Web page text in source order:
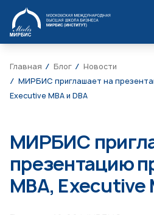
МИРБИС
Главная Блог
Новости
МИРБИС приглашает на
Executive MBA и DBA
МИРБИС
презентацию
MBA, Executive